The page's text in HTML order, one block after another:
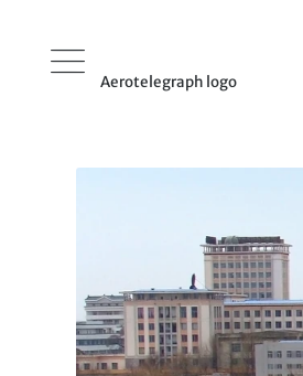
Aerotelegraph logo